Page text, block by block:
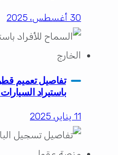
30 أغسطس، 2025
تفاصيل تعميم
باستيراد
11 يناير، 2025